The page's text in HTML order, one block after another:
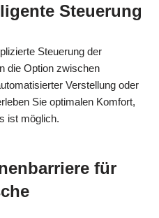
Steuerung
Steuerung der
die Option zwischen
Verstellung oder
Sie optimalen Komfort,
ist möglich.
für